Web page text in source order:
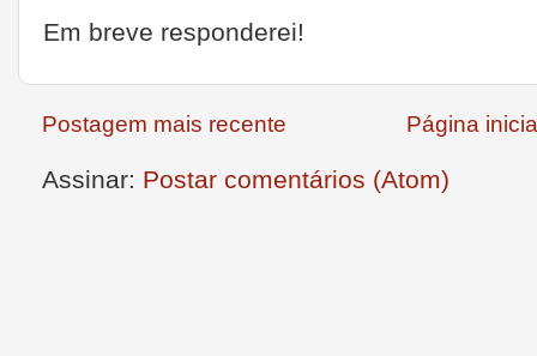
Em breve responderei!
Postagem mais recente Página
Assinar: Postar comentários (Atom)